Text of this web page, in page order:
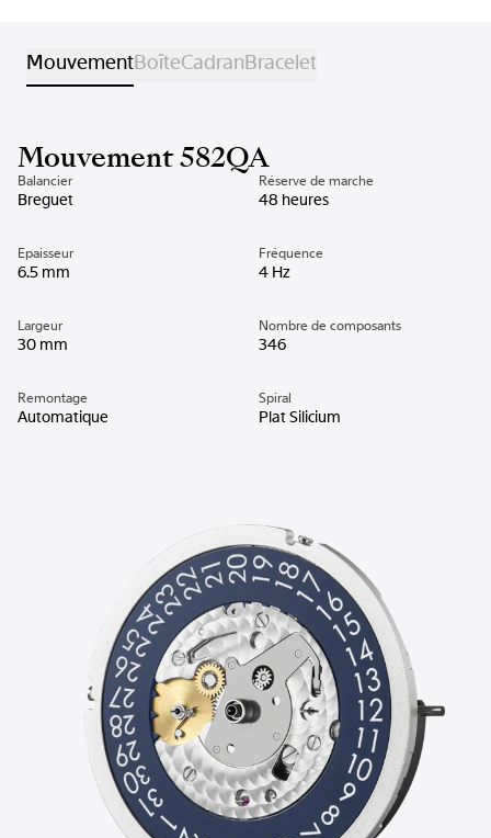
MouvementBoîteCadranBracelet
Mouvement 582QA
Balancier
Breguet
Réserve de marche
48 heures
Epaisseur
6.5 mm
Fréquence
4 Hz
Largeur
30 mm
Nombre de composants
346
Remontage
Automatique
Spiral
Plat Silicium